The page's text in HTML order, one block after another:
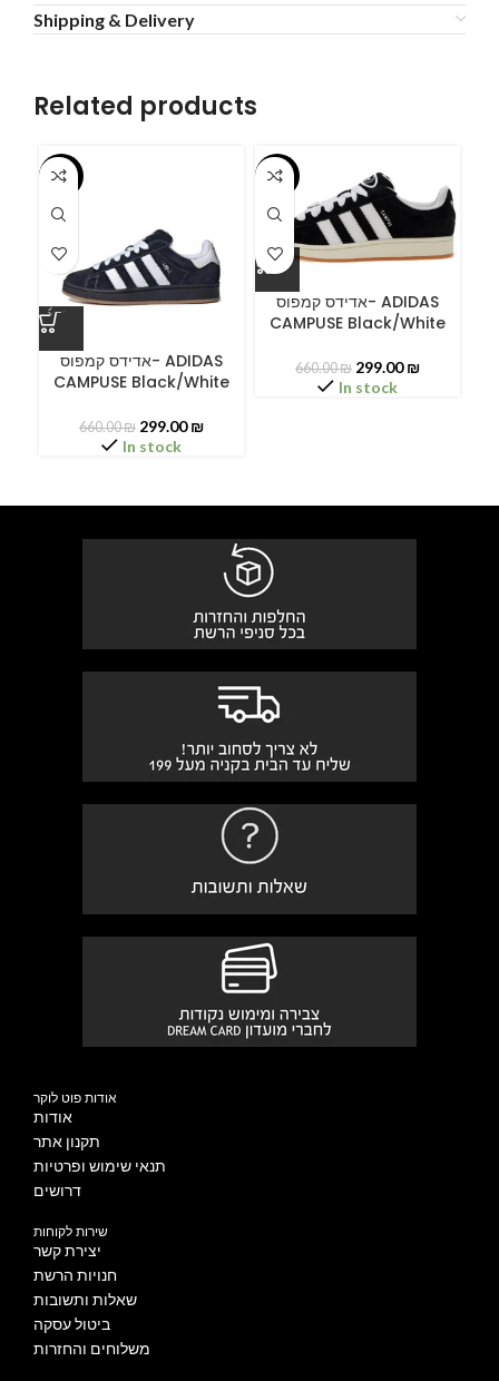
Shipping & Delivery
Related products
-55%
אדידס קמפוס- ADIDAS
CAMPUSE Black/White
660.00₪ 299.00₪
In stock
-55%
אדידס קמפוס- ADIDAS
CAMPUSE Black/White
660.00₪ 299.00₪
In stock
אודות פוט לוקר
אודות
תקנון אתר
תנאי שימוש ופרטיות
דרושים
שירות לקוחות
יצירת קשר
חנויות הרשת
שאלות ותשובות
ביטול עסקה
משלוחים והחזרות